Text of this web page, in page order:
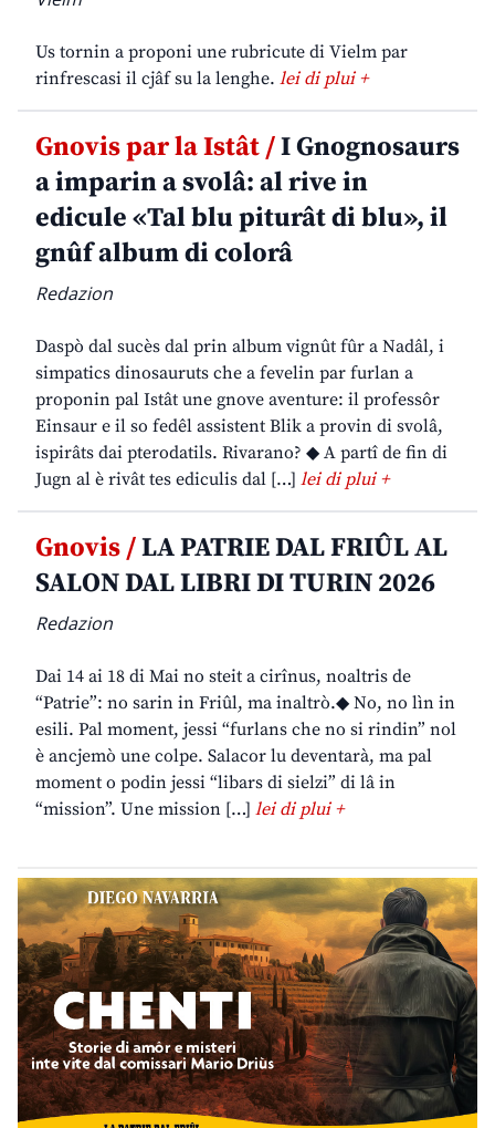
Us tornin a proponi une rubricute di Vielm par
rinfrescasi il cjâf su la lenghe. lei di plui +
Gnovis par la Istât /I Gnognosaurs
a imparin a svolâ: al rive in
edicule «Tal blu piturât di blu», il
gnûf album di colorâ
Redazion
Daspò dal sucès dal prin album vignût fûr a Nadâl, i
simpatics dinosauruts che a fevelin par furlan a
proponin pal Istât une gnove aventure: il professôr
Einsaur e il so fedêl assistent Blik a provin di svolâ,
ispirâts dai pterodatils. Rivarano? ◆ A partî de fin di
Jugn al è rivât tes ediculis dal […] lei di plui +
Gnovis /LA PATRIE DAL FRIÛL AL
SALON DAL LIBRI DI TURIN 2026
Redazion
Dai 14 ai 18 di Mai no steit a cirînus, noaltris de
“Patrie”: no sarin in Friûl, ma inaltrò.◆ No, no lìn in
esili. Pal moment, jessi “furlans che no si rindin” nol
è ancjemò une colpe. Salacor lu deventarà, ma pal
moment o podin jessi “libars di sielzi” di lâ in
“mission”. Une mission […] lei di plui +